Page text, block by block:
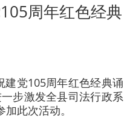
周年红色经典
党105周年红色经典诵
步激发全县司法行政系
此次活动。